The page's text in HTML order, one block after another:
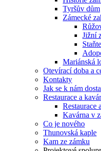
Tyršův dům
Zámecké
Jižní
Mariánská
Otevírací doba a
Kontakty
Jak se k nám
Restaurace a
Restaurace
Kavárna v
Co je nového
Thunovská kaple
Kam ze zámku